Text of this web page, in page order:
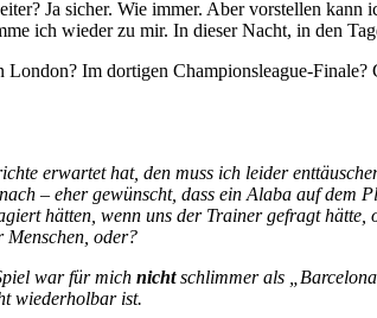
Ja sicher. Wie immer. Aber vorstellen
ich wieder zu mir. In dieser Nacht, in den
London? Im dortigen Championsleague-
erwartet hat, den muss ich leider
– eher gewünscht, dass ein Alaba auf
hätten, wenn uns der Trainer gefragt
Menschen, oder?
war für mich nichtschlimmer als
wiederholbar ist.